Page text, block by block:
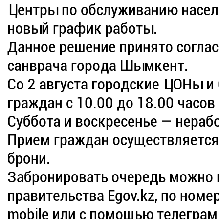
Центры по обслуживанию
новый график работы.
Данное решение принято
санврача города Шымкент.
Со 2 августа городские ЦОНы
граждан с 10.00 до 18.00
Суббота и воскресенье —
Прием граждан
брони.
Забронировать очередь можно
правительства Egov.kz, по
mobile или с помощью